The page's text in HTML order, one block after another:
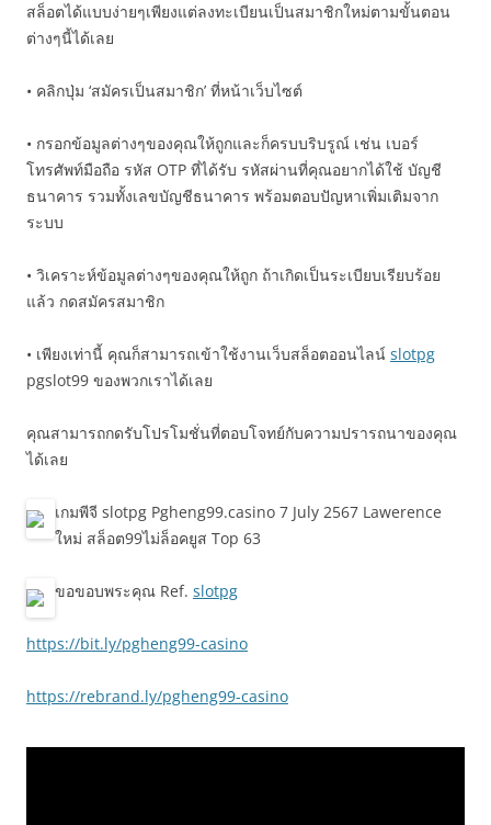
สล็อตได้แบบง่ายๆเพียงแต่ลงทะเบียนเป็นสมาชิกใหม่ตามขั้นตอน
ต่างๆนี้ได้เลย
• คลิกปุ่ม ‘สมัครเป็นสมาชิก’ ที่หน้าเว็บไซต์
• กรอกข้อมูลต่างๆของคุณให้ถูกและก็ครบบริบรูณ์ เช่น เบอร์
โทรศัพท์มือถือ รหัส OTP ที่ได้รับ รหัสผ่านที่คุณอยากได้ใช้ บัญชี
ธนาคาร รวมทั้งเลขบัญชีธนาคาร พร้อมตอบปัญหาเพิ่มเติมจาก
ระบบ
• วิเคราะห์ข้อมูลต่างๆของคุณให้ถูก ถ้าเกิดเป็นระเบียบเรียบร้อย
แล้ว กดสมัครสมาชิก
• เพียงเท่านี้ คุณก็สามารถเข้าใช้งานเว็บสล็อตออนไลน์ slotpg
pgslot99 ของพวกเราได้เลย
คุณสามารถกดรับโปรโมชั่นที่ตอบโจทย์กับความปรารถนาของคุณ
ได้เลย
เกมพีจี slotpg Pgheng99.casino 7 July 2567 Lawerence
ใหม่ สล็อต99ไม่ล็อคยูส Top 63
ขอขอบพระคุณ Ref. slotpg
https://bit.ly/pgheng99-casino
https://rebrand.ly/pgheng99-casino